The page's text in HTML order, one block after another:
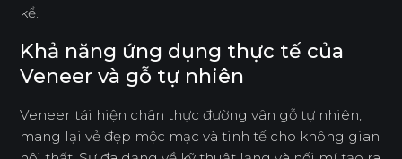
kể.
Khả năng ứng dụng thực tế của
Veneer và gỗ tự nhiên
Veneer tái hiện chân thực đường vân gỗ tự nhiên,
mang lại vẻ đẹp mộc mạc và tinh tế cho không gian